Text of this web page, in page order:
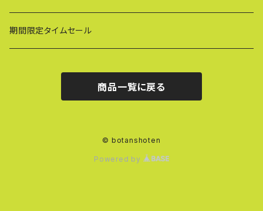
期間限定タイムセール
商品一覧に戻る
© botanshoten
Powered by